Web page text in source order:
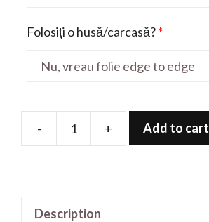
Folosiți o husă/carcasă?*
-
Folie
+ Add to cart
Description